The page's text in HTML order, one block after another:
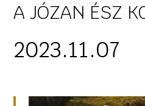
A JÓZAN ÉSZ
2023.11.07